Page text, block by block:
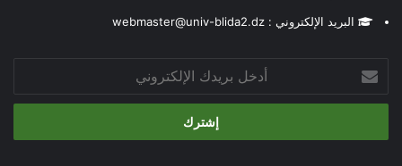
البريد الإلكتروني : webmaster@univ-blida2.dz
بريدك
الإلكتروني